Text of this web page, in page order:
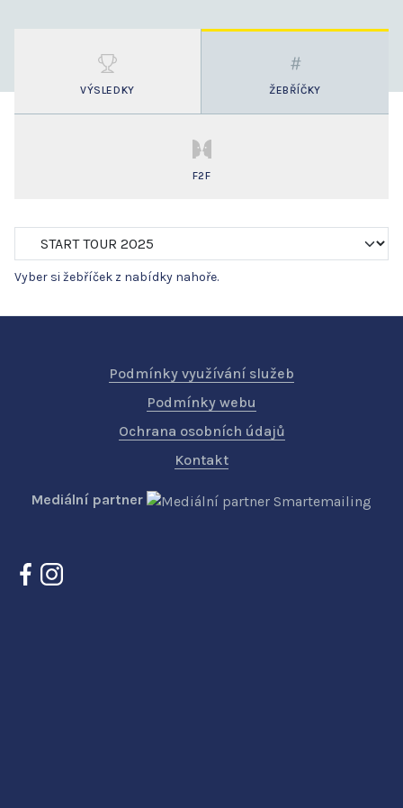
VÝSLEDKY ŽEBŘÍČKY
F2F
Vyber si žebříček z nabídky nahoře.
Podmínky využívání služeb
Podmínky webu
Ochrana osobních údajů
Kontakt
Mediální partner